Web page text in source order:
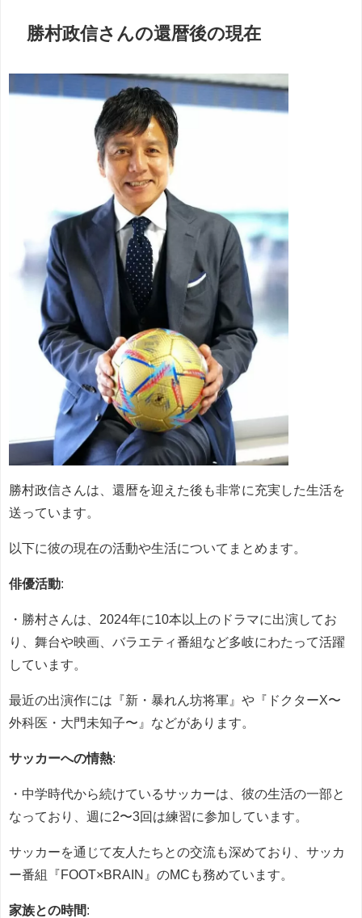
勝村政信さんの還暦後の現在
勝村政信さんは、還暦を迎えた後も非常に充実した生活を
送っています。
以下に彼の現在の活動や生活についてまとめます。
俳優活動:
・勝村さんは、2024年に10本以上のドラマに出演してお
り、舞台や映画、バラエティ番組など多岐にわたって活躍
しています。
最近の出演作には『新・暴れん坊将軍』や『ドクターX〜
外科医・大門未知子〜』などがあります。
サッカーへの情熱:
・中学時代から続けているサッカーは、彼の生活の一部と
なっており、週に2〜3回は練習に参加しています。
サッカーを通じて友人たちとの交流も深めており、サッカ
ー番組『FOOT×BRAIN』のMCも務めています。
家族との時間: